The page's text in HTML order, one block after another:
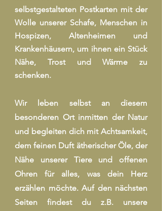
selbstgestalteten Postkarten mit der
Wolle unserer Schafe, Menschen in
Hospizen, Altenheimen und
Krankenhäusern, um ihnen ein Stück
Nähe, Trost und Wärme zu
schenken.
Wir leben selbst an diesem
besonderen Ort inmitten der Natur
und begleiten dich mit Achtsamkeit,
dem feinen Duft ätherischer Öle, der
Nähe unserer Tiere und offenen
Ohren für alles, was dein Herz
erzählen möchte. Auf den nächsten
Seiten findest du z.B. unsere